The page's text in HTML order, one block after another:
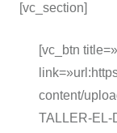
[vc_section]
[vc_btn
content/
TALLER-EL-